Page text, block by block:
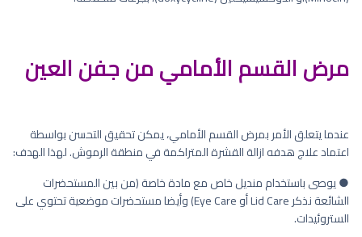
مرض القسم الأمامي من جفن العين
عندما يتعلق الأمر بمرض القسم الأمامي، يمكن تحقيق التحسن بواسطة
اعتماد علاج هدفه ازالة القشرة المتراكمة في منطقة الرموش. لهذا الهدف:
● يوصى باستخدام منديل خاص مع مادة خاصة (من بين المستحضرات
الشائعة نذكر Lid Care أو Eye Care) وأيضا مستحضرات موضعية تحتوي على
الستروئيدات.